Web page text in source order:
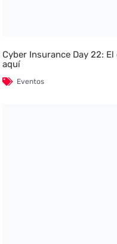
Cyber Insurance Day 22:
aquí
Eventos